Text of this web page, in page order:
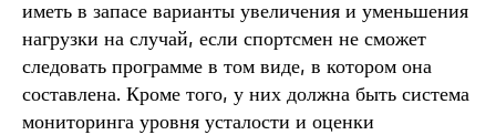
иметь в запасе варианты увеличения и уменьшения
нагрузки на случай, если спортсмен не сможет
следовать программе в том виде, в котором она
составлена. Кроме того, у них должна быть система
мониторинга уровня усталости и оценки